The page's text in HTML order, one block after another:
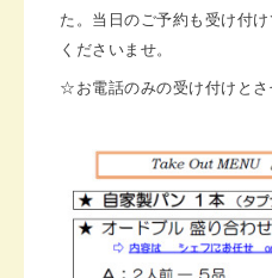
た。当日のご予約も受け付
くださいませ。
☆お電話のみの受け付けと